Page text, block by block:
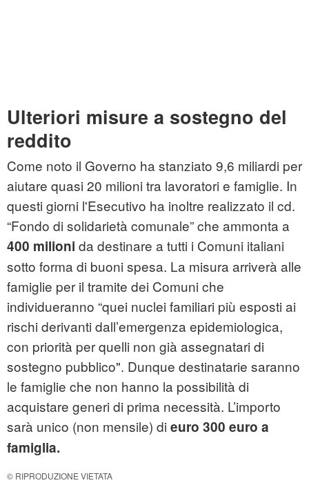
Ulteriori misure a sostegno del
reddito
Come noto il Governo ha stanziato 9,6 miliardi per
aiutare quasi 20 milioni tra lavoratori e famiglie. In
questi giorni l'Esecutivo ha inoltre realizzato il cd.
“Fondo di solidarietà comunale” che ammonta a
400 milioni da destinare a tutti i Comuni italiani
sotto forma di buoni spesa. La misura arriverà alle
famiglie per il tramite dei Comuni che
individueranno “quei nuclei familiari più esposti ai
rischi derivanti dall’emergenza epidemiologica,
con priorità per quelli non già assegnatari di
sostegno pubblico". Dunque destinatarie saranno
le famiglie che non hanno la possibilità di
acquistare generi di prima necessità. L’importo
sarà unico (non mensile) di euro 300 euro a
famiglia.
© RIPRODUZIONE VIETATA